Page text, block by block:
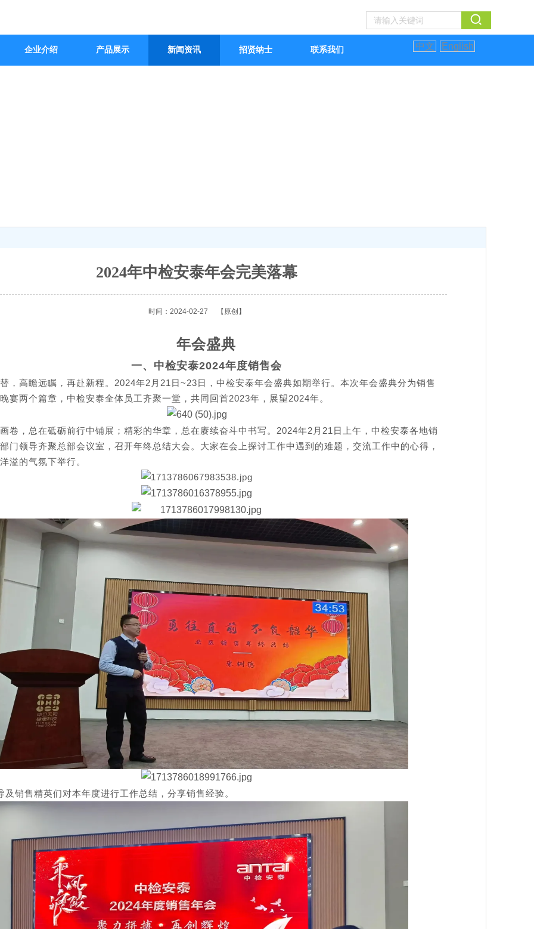
中文 English
企业介绍 产品展示 新闻资讯 招贤纳士 联系我们
2024年中检安泰年会完美落幕
时间：2024-02-27 【原创】
年会盛典
一、中检安泰2024年度销售会
，高瞻远瞩，再赴新程。2024年2月21日~23日，中检安泰年会盛典如期举行。本次年会盛典分为销售
宴两个篇章，中检安泰全体员工齐聚一堂，共同回首2023年，展望2024年。
卷，总在砥砺前行中铺展；精彩的华章，总在赓续奋斗中书写。2024年2月21日上午，中检安泰各地销
门领导齐聚总部会议室，召开年终总结大会。大家在会上探讨工作中遇到的难题，交流工作中的心得，
溢的气氛下举行。
售精英们对本年度进行工作总结，分享销售经验。